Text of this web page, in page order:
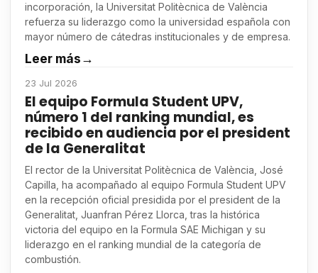
incorporación, la Universitat Politècnica de València
refuerza su liderazgo como la universidad española con
mayor número de cátedras institucionales y de empresa.
Leer más→
23 Jul 2026
El equipo Formula Student UPV,
número 1 del ranking mundial, es
recibido en audiencia por el president
de la Generalitat
El rector de la Universitat Politècnica de València, José
Capilla, ha acompañado al equipo Formula Student UPV
en la recepción oficial presidida por el president de la
Generalitat, Juanfran Pérez Llorca, tras la histórica
victoria del equipo en la Formula SAE Michigan y su
liderazgo en el ranking mundial de la categoría de
combustión.